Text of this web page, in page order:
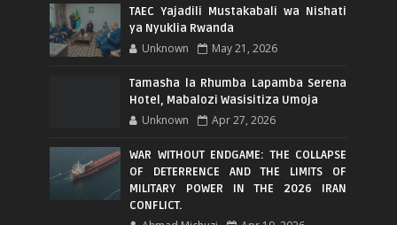
TAEC Yajadili Mustakabali wa Nishati
ya Nyuklia Rwanda
Unknown May 21, 2026
Tamasha la Rhumba Lapamba Serena
Hotel, Mabalozi Wasisitiza Umoja
Unknown Apr 27, 2026
WAR WITHOUT ENDGAME: THE COLLAPSE
OF DETERRENCE AND THE LIMITS OF
MILITARY POWER IN THE 2026 IRAN
CONFLICT.